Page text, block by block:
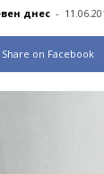
днес -
Share on Facebook